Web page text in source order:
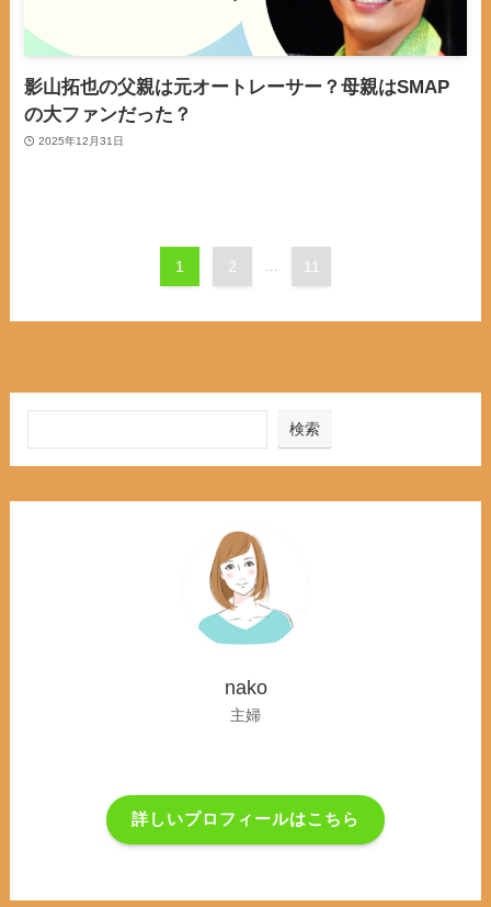
影山拓也の父親は元オートレーサー？母親はSMAP
の大ファンだった？
2025年12月31日
1 2 11
検索
nako
主婦
詳しいプロフィールはこちら